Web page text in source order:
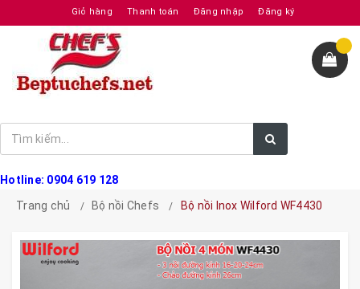
Giỏ hàng Thanh toán Đăng nhập Đăng ký
Hotline: 0904 619 128
Trang chủ
Bộ nồi Chefs Bộ nồi Inox Wilford WF4430